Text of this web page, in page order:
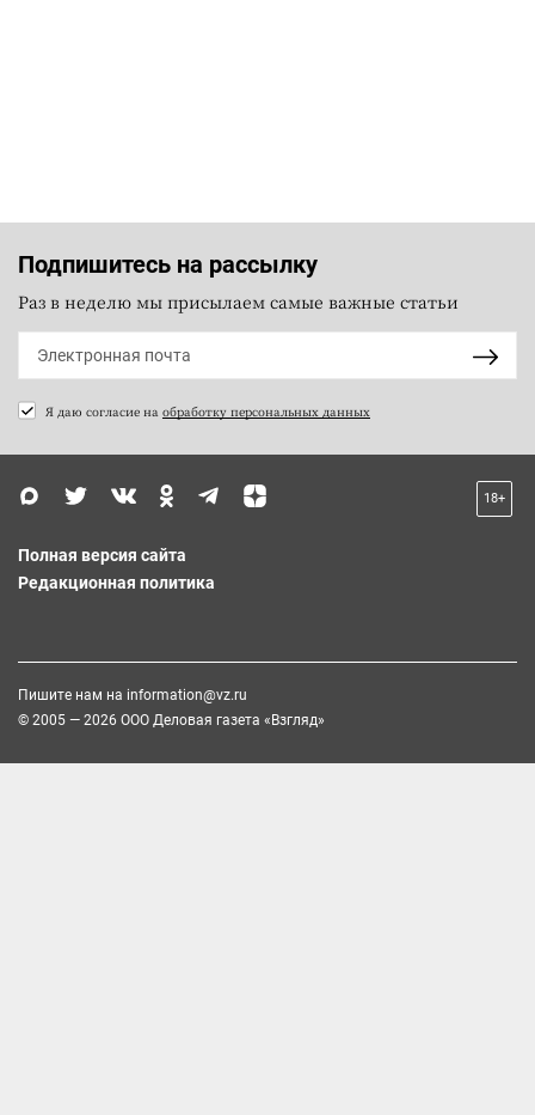
Подпишитесь на рассылку
Раз в неделю мы присылаем самые важные статьи
Я даю согласие на обработку персональных данных
18+
Полная версия сайта
Редакционная политика
Пишите нам на information@vz.ru
© 2005 — 2026 ООО Деловая газета «Взгляд»